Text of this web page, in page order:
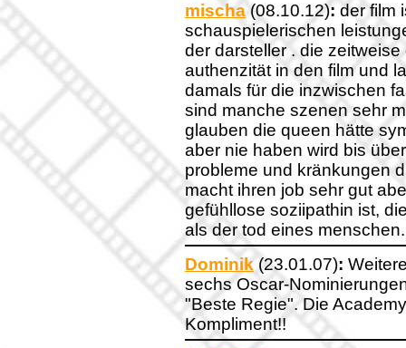
mischa (08.10.12): der film
schauspielerischen
der darsteller . die
authenzität in den film und
damals für die inzwischen
sind manche szenen sehr
glauben die queen hätte
aber nie haben wird bis
probleme und kränkungen
macht ihren job sehr gut
gefühllose soziipathin ist,
als der tod eines menschen.
Dominik(23.01.07):
sechs Oscar-
"Beste Regie". Die
Kompliment!!